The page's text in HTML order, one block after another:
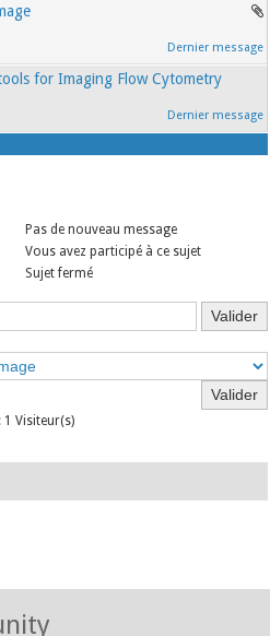
for Imaging Flow Cytometry
Pas de nouveau message
Vous avez participé à ce sujet
Sujet fermé
Visiteur(s)